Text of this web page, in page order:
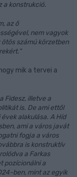
a konstrukció.
az ő
nem vagyok
számú körzetben
mik a tervei a
Fidesz, illetve a
is. De ami ettől
alakulása. A Híd
ami a város javát
fogja a város
is konstruktív
a Farkas
pozícionálni a
ben, mint az egyik